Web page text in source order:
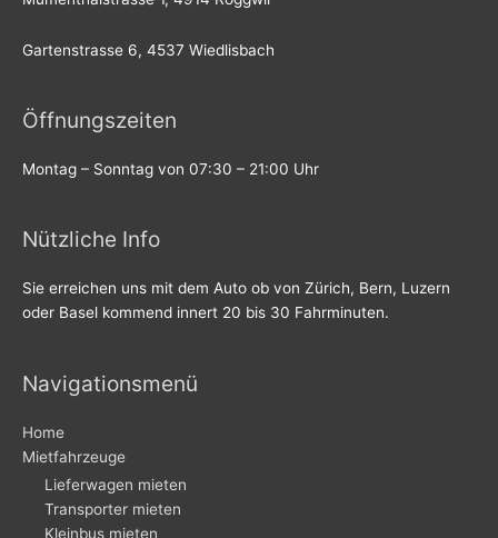
Gartenstrasse 6, 4537 Wiedlisbach
Öffnungszeiten
Montag – Sonntag von 07:30 – 21:00 Uhr
Nützliche Info
Sie erreichen uns mit dem Auto ob von Zürich, Bern, Luzern
oder Basel kommend innert 20 bis 30 Fahrminuten.
Navigationsmenü
Home
Mietfahrzeuge
Lieferwagen mieten
Transporter mieten
Kleinbus mieten